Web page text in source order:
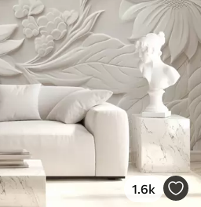
1.6k